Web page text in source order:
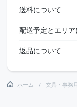
送料について
配送予定とエリ
返品について
ホーム 文具・事務